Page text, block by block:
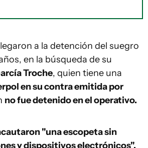
a la detención del suegro
en la búsqueda de su
Troche, quien tiene una
en su contra emitida por
no fue detenido en el operativo.
"una escopeta sin
y dispositivos electrónicos",